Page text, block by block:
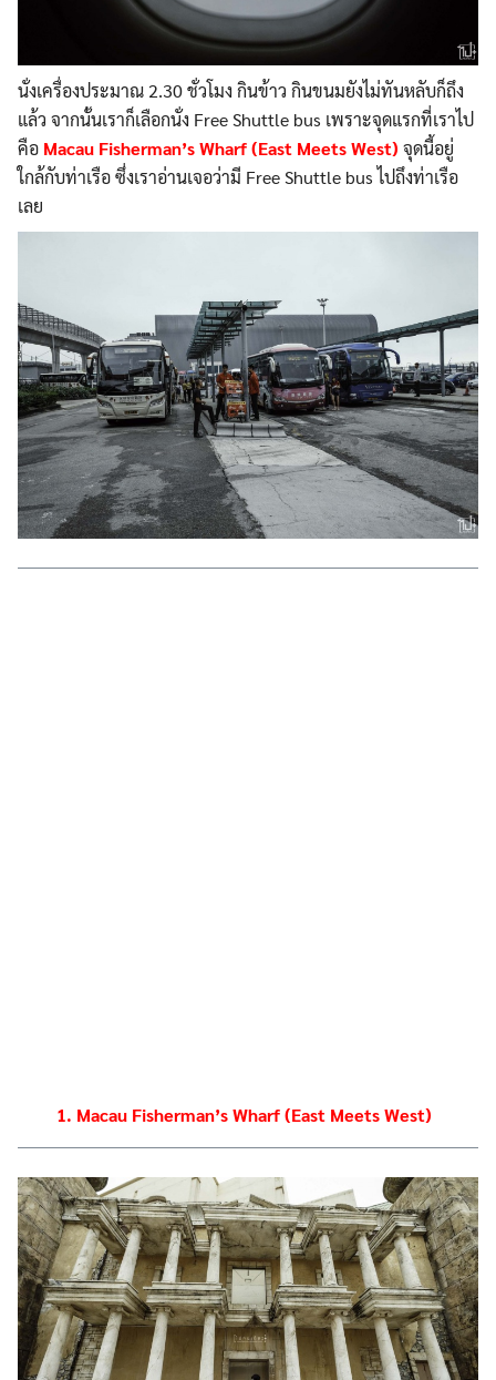
นั่งเครื่องประมาณ 2.30 ชั่วโมง กินข้าว กินขนมยังไม่ทันหลับก็ถึง
แล้ว จากนั้นเราก็เลือกนั่ง Free Shuttle bus เพราะจุดแรกที่เราไป
คือ Macau Fisherman’s Wharf (East Meets West) จุดนี้อยู่
ใกล้กับท่าเรือ ซึ่งเราอ่านเจอว่ามี Free Shuttle bus ไปถึงท่าเรือ
เลย
1. Macau Fisherman’s Wharf (East Meets West)